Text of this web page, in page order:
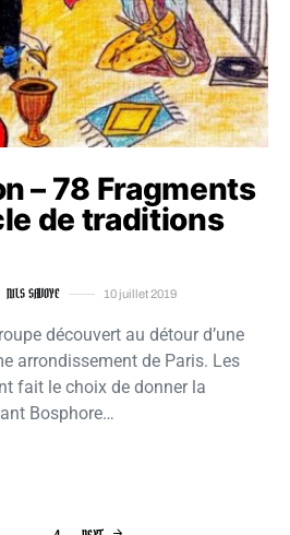
– 78 Fragments
de traditions
NILS SAVOYE 10 juillet 2019
découvert au détour d’une
arrondissement de Paris. Les
fait le choix de donner la
Bosphore…